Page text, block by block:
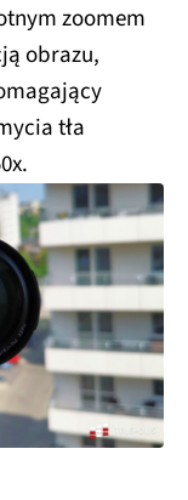
zoomem
obrazu,
tła